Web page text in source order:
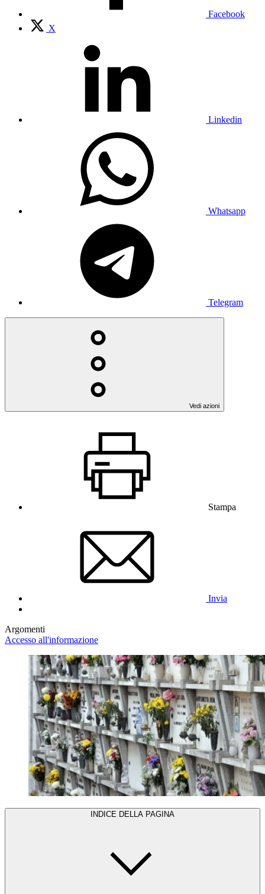
Facebook
X
Linkedin
Whatsapp
Telegram
Vedi azioni
Stampa
Invia
Argomenti
Accesso all'informazione
INDICE DELLA PAGINA